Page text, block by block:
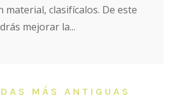
material, clasifícalos. De este
mejorar la...
MÁS ANTIGUAS